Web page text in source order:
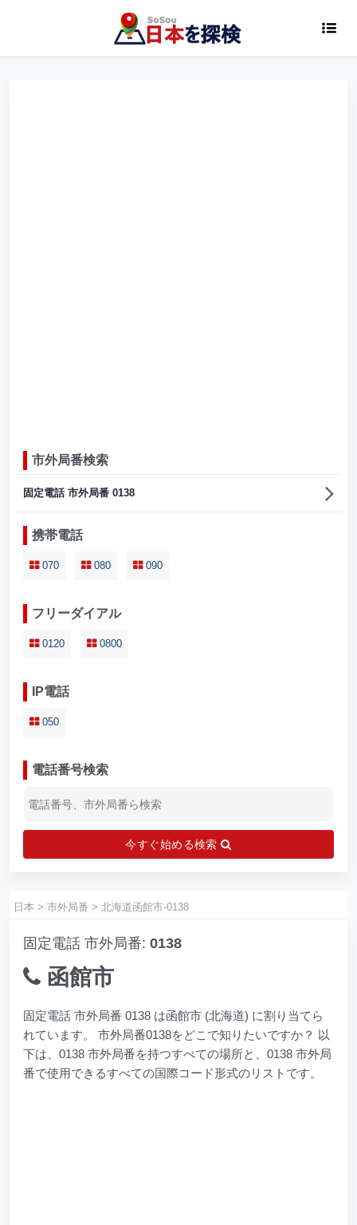
市外局番検索
固定電話 市外局番 0138
携帯電話
070 080 090
フリーダイアル
0120 0800
IP電話
050
電話番号検索
今すぐ始める検索
日本 > 市外局番 > 北海道函館市-0138
固定電話 市外局番: 0138
函館市
固定電話 市外局番 0138 は函館市 (北海道) に割り当てら
れています。 市外局番0138をどこで知りたいですか？ 以
下は、0138 市外局番を持つすべての場所と、0138 市外局
番で使用できるすべての国際コード形式のリストです。